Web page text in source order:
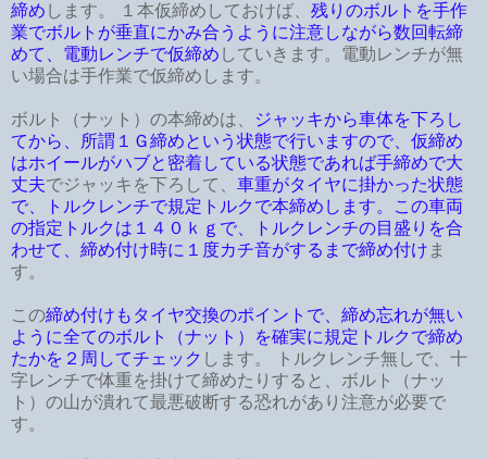
締め します。 １本仮締めしておけば、 残りのボルトを手作
業でボルトが垂直にかみ合うように注意しながら数回転締
めて、電動レンチで仮締め していきます。電動レンチが無
い場合は手作業で仮締めします。
ボルト（ナット）の本締めは、
ジャッキから車体を下ろし
てから、所謂１Ｇ締めという状態で行いますので、仮締め
はホイールがハブと密着している状態であれば手締めで大
丈夫でジャッキを下ろして、 車重がタイヤに掛かった状態
で、トルクレンチで規定トルクで本締めします。この車両
の指定トルクは１４０ｋｇで、トルクレンチの目盛りを合
わせて、締め付け時に１度カチ音がするまで締め付け ま
す。
この締め付けもタイヤ交換のポイントで、締め忘れが無い
ように全てのボルト（ナット）を確実に規定トルクで締め
たかを２周してチェック します。 トルクレンチ無しで、十
字レンチで体重を掛けて締めたりすると、ボルト（ナッ
ト）の山が潰れて最悪破断する恐れがあり注意が必要で
す。